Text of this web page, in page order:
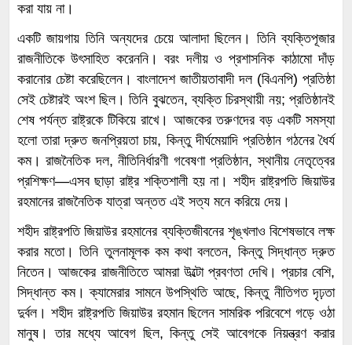
করা যায় না।
একটি জায়গায় তিনি অন্যদের চেয়ে আলাদা ছিলেন। তিনি ব্যক্তিপূজার
রাজনীতিকে উৎসাহিত করেননি। বরং দলীয় ও প্রশাসনিক কাঠামো দাঁড়
করানোর চেষ্টা করেছিলেন। বাংলাদেশ জাতীয়তাবাদী দল (বিএনপি) প্রতিষ্ঠা
সেই চেষ্টারই অংশ ছিল। তিনি বুঝতেন, ব্যক্তি চিরস্থায়ী নয়; প্রতিষ্ঠানই
শেষ পর্যন্ত রাষ্ট্রকে টিকিয়ে রাখে। আজকের তরুণদের বড় একটি সমস্যা
হলো তারা দ্রুত জনপ্রিয়তা চায়, কিন্তু দীর্ঘমেয়াদি প্রতিষ্ঠান গঠনের ধৈর্য
কম। রাজনৈতিক দল, নীতিনির্ধারণী গবেষণা প্রতিষ্ঠান, স্থানীয় নেতৃত্বের
প্রশিক্ষণ—এসব ছাড়া রাষ্ট্র শক্তিশালী হয় না। শহীদ রাষ্ট্রপতি জিয়াউর
রহমানের রাজনৈতিক যাত্রা অন্তত এই সত্য মনে করিয়ে দেয়।
শহীদ রাষ্ট্রপতি জিয়াউর রহমানের ব্যক্তিজীবনের শৃঙ্খলাও বিশেষভাবে লক্ষ
করার মতো। তিনি তুলনামূলক কম কথা বলতেন, কিন্তু সিদ্ধান্ত দ্রুত
নিতেন। আজকের রাজনীতিতে আমরা উল্টো প্রবণতা দেখি। প্রচার বেশি,
সিদ্ধান্ত কম। ক্যামেরার সামনে উপস্থিতি আছে, কিন্তু নীতিগত দৃঢ়তা
দুর্বল। শহীদ রাষ্ট্রপতি জিয়াউর রহমান ছিলেন সামরিক পরিবেশে গড়ে ওঠা
মানুষ। তার মধ্যে আবেগ ছিল, কিন্তু সেই আবেগকে নিয়ন্ত্রণ করার